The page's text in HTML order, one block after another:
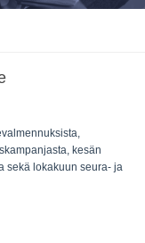
kesän
sekä lokakuun seura- ja